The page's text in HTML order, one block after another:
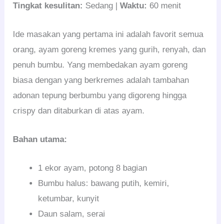
Tingkat kesulitan: Sedang |Waktu: 60 menit
Ide masakan yang pertama ini adalah favorit semua
orang, ayam goreng kremes yang gurih, renyah, dan
penuh bumbu. Yang membedakan ayam goreng
biasa dengan yang berkremes adalah tambahan
adonan tepung berbumbu yang digoreng hingga
crispy dan ditaburkan di atas ayam.
Bahan utama:
1 ekor ayam, potong 8 bagian
Bumbu halus: bawang putih, kemiri,
ketumbar, kunyit
Daun salam, serai